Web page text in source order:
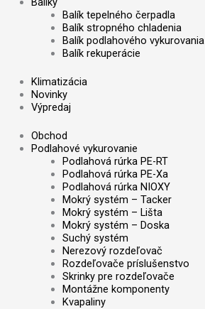
Balík tepelného čerpadla
Balík stropného chladenia
Balík podlahového vykurovania
Balík rekuperácie
Klimatizácia
Novinky
Výpredaj
Obchod
Podlahové vykurovanie
Podlahová rúrka PE-RT
Podlahová rúrka PE-Xa
Podlahová rúrka NIOXY
Mokrý systém – Tacker
Mokrý systém – Lišta
Mokrý systém – Doska
Suchý systém
Nerezový rozdeľovač
Rozdeľovače príslušenstvo
Skrinky pre rozdeľovače
Montážne komponenty
Kvapaliny